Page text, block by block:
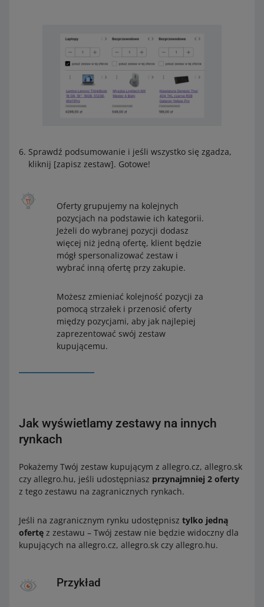
Sprawdź podsumowanie i jeśli wszystko się zgadza,
kliknij [zapisz zestaw]. Gotowe!
Oferty grupujemy na kolejnych
pozycjach na podstawie ich kategorii.
Jeżeli do wybranej pozycji dodasz
więcej niż jedną ofertę, klient będzie
mógł spersonalizować zestaw i
wybrać inną ofertę przy zakupie.
Możesz zmieniać kolejność pozycji za
pomocą strzałek i przenosić oferty
między pozycjami, aby jak najlepiej
zaprezentować swój zestaw
kupującemu.
Jak wyświetlamy zestawy na innych
rynkach
Pokażemy Twój zestaw kupującym z allegro.cz, allegro.sk
czy allegro.hu, jeśli udostępniasz przynajmniej 2 oferty
z tego zestawu na zagranicznych rynkach.
Jeśli na zagranicznym rynku udostępnisz tylko jedną
ofertę z zestawu – Twój zestaw nie będzie widoczny dla
kupujących na allegro.cz, allegro.sk czy allegro.hu.
Przykład